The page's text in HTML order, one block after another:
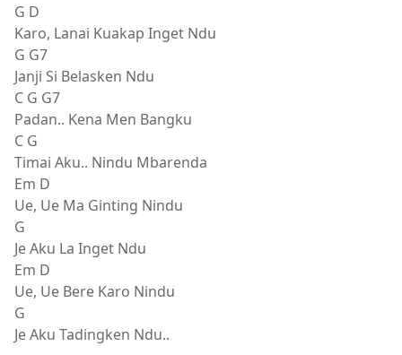
G D
Karo, Lanai Kuakap Inget Ndu
G G7
Janji Si Belasken Ndu
C G G7
Padan.. Kena Men Bangku
C G
Timai Aku.. Nindu Mbarenda
Em D
Ue, Ue Ma Ginting Nindu
G
Je Aku La Inget Ndu
Em D
Ue, Ue Bere Karo Nindu
G
Je Aku Tadingken Ndu..